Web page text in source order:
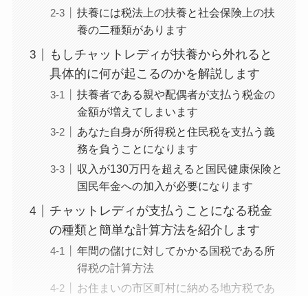
扶養には税法上の扶養と社会保険上の扶
養の二種類があります
もしチャットレディが扶養から外れると
具体的に何が起こるのかを解説します
扶養者である親や配偶者が支払う税金の
金額が増えてしまいます
あなた自身が所得税と住民税を支払う義
務を負うことになります
収入が130万円を超えると国民健康保険と
国民年金への加入が必要になります
チャットレディが支払うことになる税金
の種類と簡単な計算方法を紹介します
年間の儲けに対してかかる国税である所
得税の計算方法
お住まいの市区町村に納める地方税であ